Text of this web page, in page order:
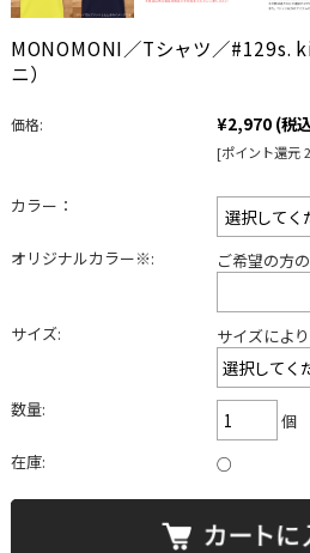
MONOMONI／Tシャツ／#129s.
ニ）
価格: ¥2,970 (税
[ポイント還元
カラー：
オリジナルカラー※: ご希望の方
サイズ: サイズによ
数量:
個
在庫:
○